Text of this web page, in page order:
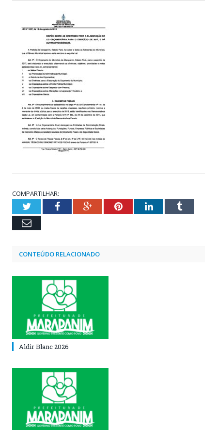
COMPARTILHAR:
TwitterFacebookGoogle+PinterestLinkedInTumblr
Email
CONTEÚDO RELACIONADO
Aldir Blanc 2026